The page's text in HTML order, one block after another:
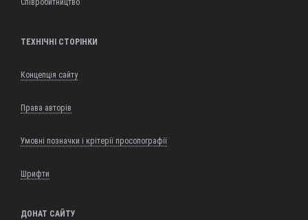
Співробитництво
ТЕХНІЧНІ СТОРІНКИ
Концепція сайту
Права авторів
Умовні позначки і крітерії просопографії
Шрифти
ДОНАТ САЙТУ